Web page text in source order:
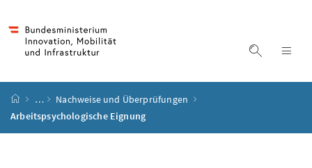
Suche
Startseite
…
Nachweise und Überprüfungen
Arbeitspsychologische Eignung